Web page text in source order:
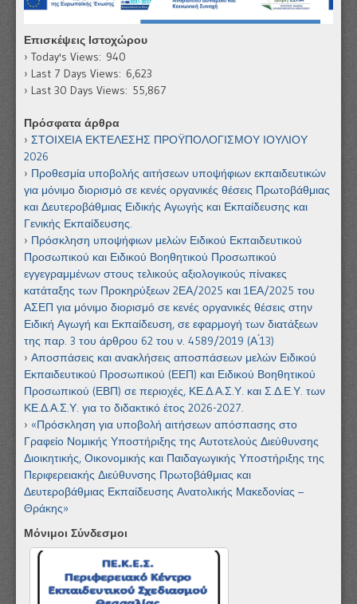
Επισκέψεις Ιστοχώρου
Today's Views: 940
Last 7 Days Views: 6,623
Last 30 Days Views: 55,867
Πρόσφατα άρθρα
ΣΤΟΙΧΕΙΑ ΕΚΤΕΛΕΣΗΣ ΠΡΟΫΠΟΛΟΓΙΣΜΟΥ ΙΟΥΛΙΟΥ
2026
Προθεσμία υποβολής αιτήσεων υποψήφιων εκπαιδευτικών
για μόνιμο διορισμό σε κενές οργανικές θέσεις Πρωτοβάθμιας
και Δευτεροβάθμιας Ειδικής Αγωγής και Εκπαίδευσης και
Γενικής Εκπαίδευσης.
Πρόσκληση υποψήφιων μελών Ειδικού Εκπαιδευτικού
Προσωπικού και Ειδικού Βοηθητικού Προσωπικού
εγγεγραμμένων στους τελικούς αξιολογικούς πίνακες
κατάταξης των Προκηρύξεων 2ΕΑ/2025 και 1ΕΑ/2025 του
ΑΣΕΠ για μόνιμο διορισμό σε κενές οργανικές θέσεις στην
Ειδική Αγωγή και Εκπαίδευση, σε εφαρμογή των διατάξεων
της παρ. 3 του άρθρου 62 του ν. 4589/2019 (Α ́13)
Αποσπάσεις και ανακλήσεις αποσπάσεων μελών Ειδικού
Εκπαιδευτικού Προσωπικού (ΕΕΠ) και Ειδικού Βοηθητικού
Προσωπικού (ΕΒΠ) σε περιοχές, ΚΕ.Δ.Α.Σ.Υ. και Σ.Δ.Ε.Υ. των
ΚΕ.Δ.Α.Σ.Υ. για το διδακτικό έτος 2026-2027.
«Πρόσκληση για υποβολή αιτήσεων απόσπασης στο
Γραφείο Νομικής Υποστήριξης της Αυτοτελούς Διεύθυνσης
Διοικητικής, Οικονομικής και Παιδαγωγικής Υποστήριξης της
Περιφερειακής Διεύθυνσης Πρωτοβάθμιας και
Δευτεροβάθμιας Εκπαίδευσης Ανατολικής Μακεδονίας –
Θράκης»
Μόνιμοι Σύνδεσμοι